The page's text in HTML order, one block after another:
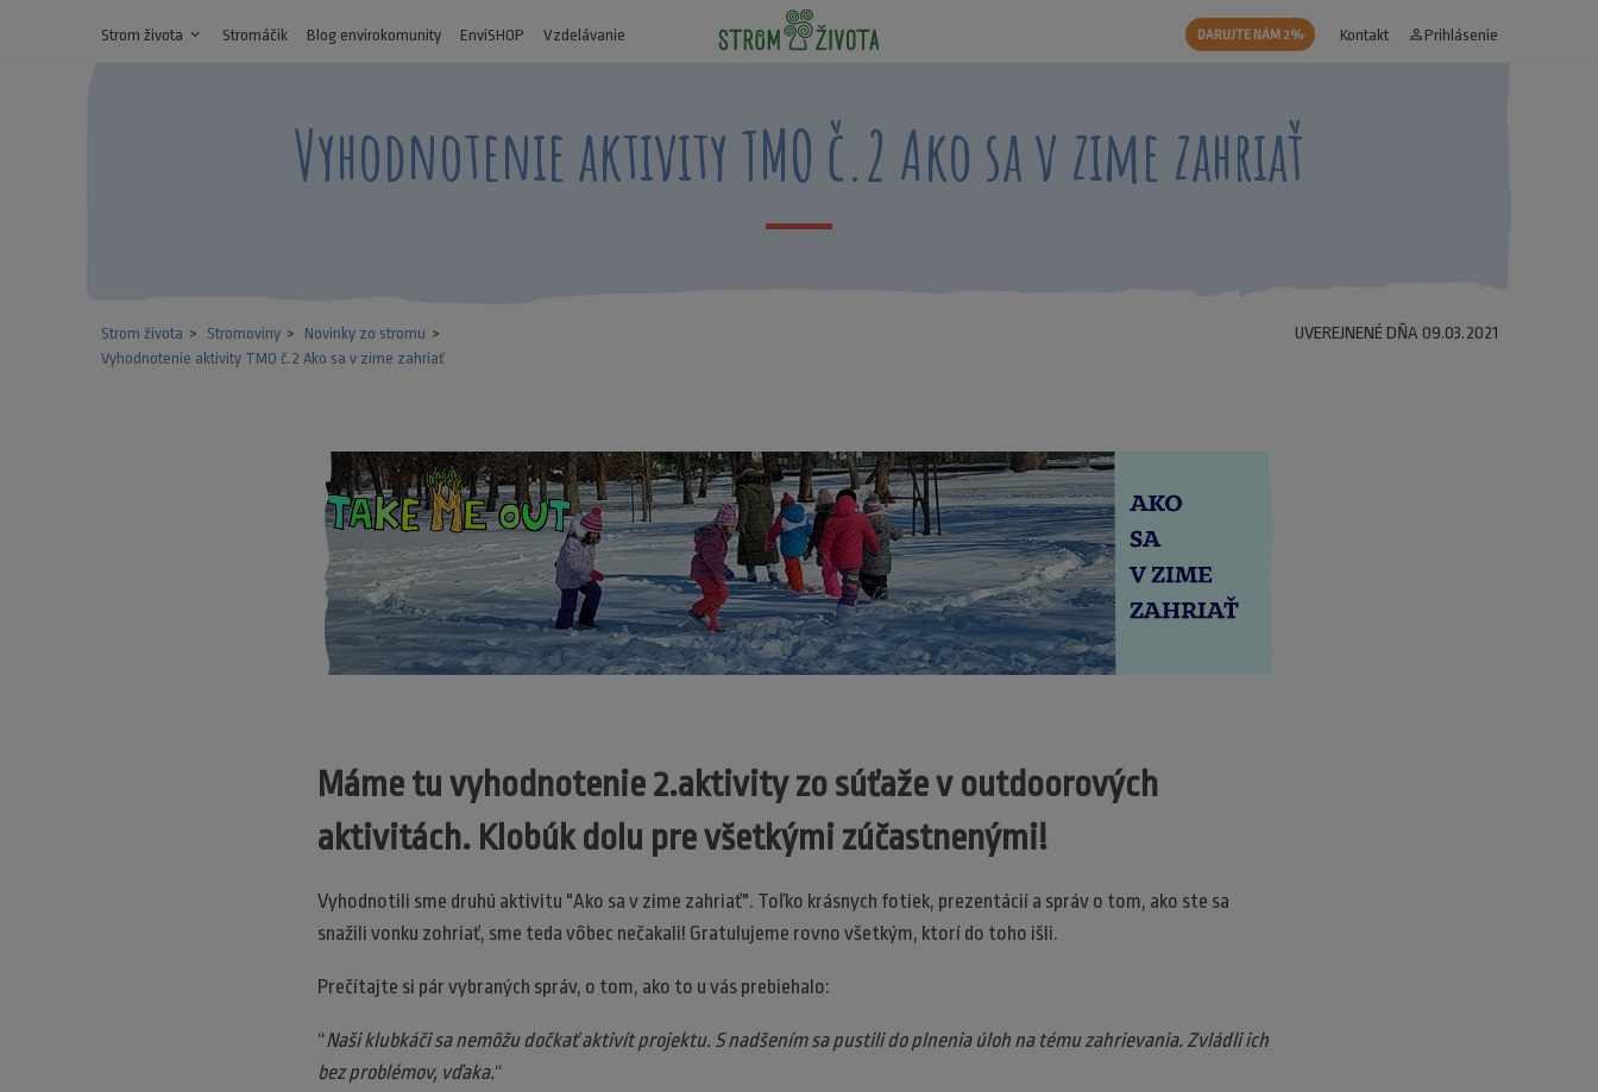
Strom života expand_more Stromáčik Blog envirokomunity EnviSHOP Vzdelávanie DARUJTE NÁM 2% Kontakt person_outline Prihlásenie
Vyhodnotenie aktivity TMO č.2 Ako sa v zime zahriať
Strom života Stromoviny
Novinky zo stromu
Vyhodnotenie aktivity TMO č.2 Ako sa v zime zahriať
UVEREJNENÉ DŇA 09.03.2021
Máme tu vyhodnotenie 2.aktivity zo súťaže v outdoorových
aktivitách. Klobúk dolu pre všetkými zúčastnenými!
Vyhodnotili sme druhú aktivitu "Ako sa v zime zahriať". Toľko krásnych fotiek, prezentácií a správ o tom, ako ste sa
snažili vonku zohriať, sme teda vôbec nečakali! Gratulujeme rovno všetkým, ktorí do toho išli.
Prečítajte si pár vybraných správ, o tom, ako to u vás prebiehalo:
“Naši klubkáči sa nemôžu dočkať aktivít projektu. S nadšením sa pustili do plnenia úloh na tému zahrievania. Zvládli ich
bez problémov, vďaka.“